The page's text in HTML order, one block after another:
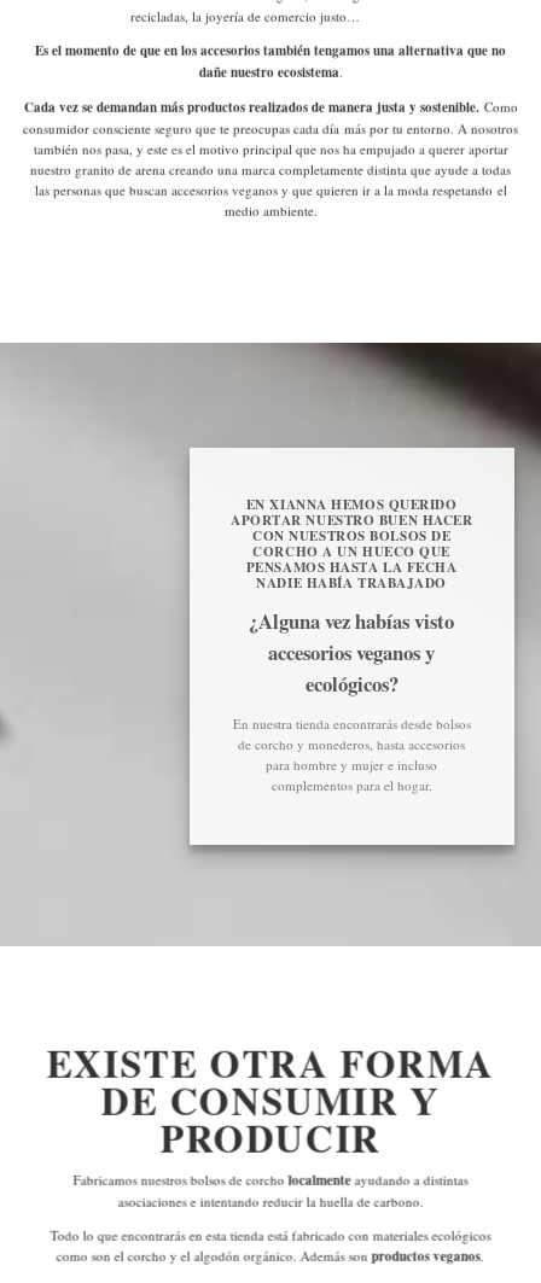
recicladas, la joyería de comercio justo…
Es el momento de que en los accesorios también tengamos una alternativa que no
dañe nuestro ecosistema.
Cada vez se demandan más productos realizados de manera justa y sostenible. Como
consumidor consciente seguro que te preocupas cada día más por tu entorno. A nosotros
también nos pasa, y este es el motivo principal que nos ha empujado a querer aportar
nuestro granito de arena creando una marca completamente distinta que ayude a todas
las personas que buscan accesorios veganos y que quieren ir a la moda respetando el
medio ambiente.
EN XIANNA HEMOS QUERIDO
APORTAR NUESTRO BUEN HACER
CON NUESTROS BOLSOS DE
CORCHO A UN HUECO QUE
PENSAMOS HASTA LA FECHA
NADIE HABÍA TRABAJADO
¿Alguna vez habías visto
accesorios veganos y
ecológicos?
En nuestra tienda encontrarás desde bolsos
de corcho y monederos, hasta accesorios
para hombre y mujer e incluso
complementos para el hogar.
EXISTE OTRA FORMA
DE CONSUMIR Y
PRODUCIR
Fabricamos nuestros bolsos de corcho localmenteayudando a distintas
asociaciones e intentando reducir la huella de carbono.
Todo lo que encontrarás en esta tienda está fabricado con materiales ecológicos
como son el corcho y el algodón orgánico. Además sonproductos veganos.